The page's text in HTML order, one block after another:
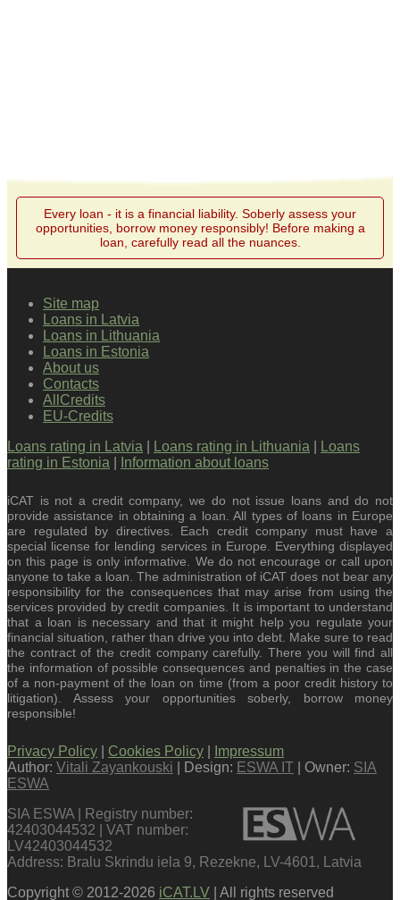
Every loan - it is a financial liability. Soberly assess your
opportunities, borrow money responsibly! Before making a
loan, carefully read all the nuances.
Site map
Loans in Latvia
Loans in Lithuania
Loans in Estonia
About us
Contacts
AllCredits
EU-Credits
Loans rating in Latvia
Loans rating in Lithuania
Loans
rating in Estonia
Information about loans
iCAT is not a credit company, we do not issue loans and do not
provide assistance in obtaining a loan. All types of loans in Europe
are regulated by directives. Each credit company must have a
special license for lending services in Europe. Everything displayed
on this page is only informative. We do not encourage or call upon
anyone to take a loan. The administration of iCAT does not bear any
responsibility for the consequences that may arise from using the
services provided by credit companies. It is important to understand
that a loan is necessary and that it might help you regulate your
financial situation, rather than drive you into debt. Make sure to read
the contract of the credit company carefully. There you will find all
the information of possible consequences and penalties in the case
of a non-payment of the loan on time (from a poor credit history to
litigation). Assess your opportunities soberly, borrow money
responsible!
Privacy Policy Cookies Policy
Impressum
Author: Vitali Zayankouski | Design: ESWA IT | Owner: SIA
ESWA
SIA ESWA | Registry number:
42403044532 | VAT number:
LV42403044532
Address: Bralu Skrindu iela 9, Rezekne, LV-4601, Latvia
Copyright © 2012-2026 iCAT.LV | All rights reserved